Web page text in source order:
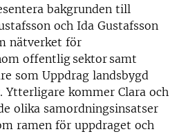
bakgrunden till
och Ida Gustafsson
nätverket för
offentlig sektor samt
som Uppdrag landsbygd
Ytterligare kommer Clara och
olika samordningsinsatser
ramen för uppdraget och